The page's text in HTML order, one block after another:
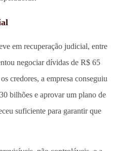
em recuperação judicial, entre
negociar dívidas de R$ 65
credores, a empresa conseguiu
bilhões e aprovar um plano de
suficiente para garantir que